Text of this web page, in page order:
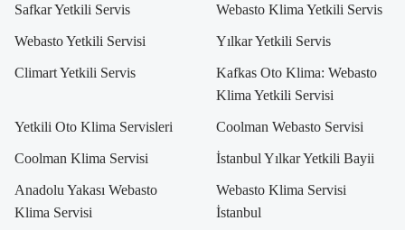
Safkar Yetkili Servis Webasto Klima Yetkili Servis
Webasto Yetkili Servisi Yılkar Yetkili Servis
Climart Yetkili Servis
Kafkas Oto Klima: Webasto
Klima Yetkili Servisi
Yetkili Oto Klima Servisleri Coolman Webasto Servisi
Coolman Klima Servisi İstanbul Yılkar Yetkili Bayii
Anadolu Yakası Webasto
Klima Servisi
Webasto Klima Servisi
İstanbul